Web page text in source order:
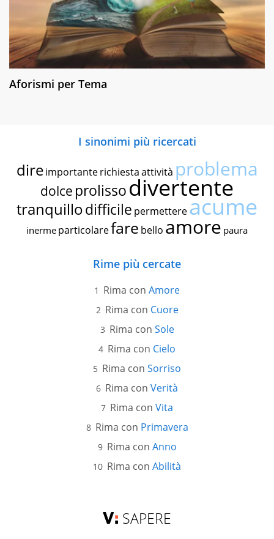
Aforismi per Tema
I sinonimi più ricercati
dire importante richiestaattività problema
dolce prolissodivertente
tranquillodifficile permettereacume
inerme particolarefare bello amore paura
Rime più cercate
Rima con Amore
Rima con Cuore
Rima con Sole
Rima con Cielo
Rima con Sorriso
Rima con Verità
Rima con Vita
Rima con Primavera
Rima con Anno
Rima con Abilità
SAPERE